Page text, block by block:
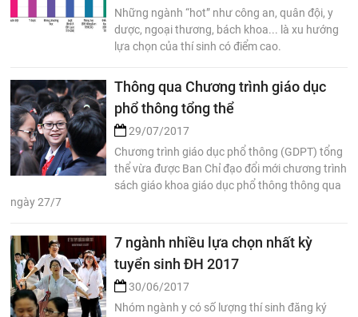
Những ngành “hot” như công an, quân đội, y
dược, ngoại thương, bách khoa... là xu hướng
lựa chọn của thí sinh có điểm cao.
Thông qua Chương trình giáo dục
phổ thông tổng thể
29/07/2017
Chương trình giáo dục phổ thông (GDPT) tổng
thể vừa được Ban Chỉ đạo đổi mới chương trình
sách giáo khoa giáo dục phổ thông thông qua
ngày 27/7
7 ngành nhiều lựa chọn nhất kỳ
tuyển sinh ĐH 2017
30/06/2017
Nhóm ngành y có số lượng thí sinh đăng ký